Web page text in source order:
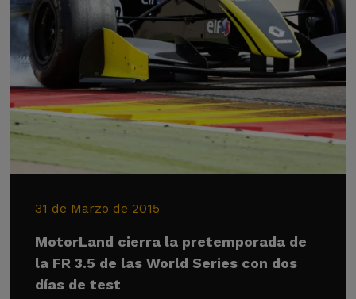
31 de Marzo de 2015
MotorLand cierra la pretemporada de
la FR 3.5 de las World Series con dos
días de test